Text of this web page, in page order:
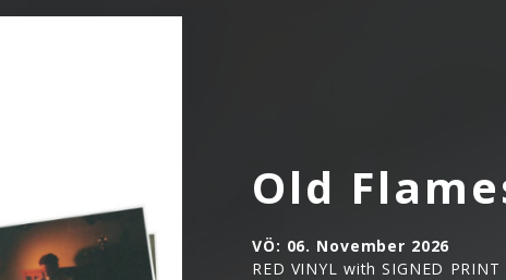
Old
VÖ: 06. November 2026
RED VINYL with SIGNED PRINT